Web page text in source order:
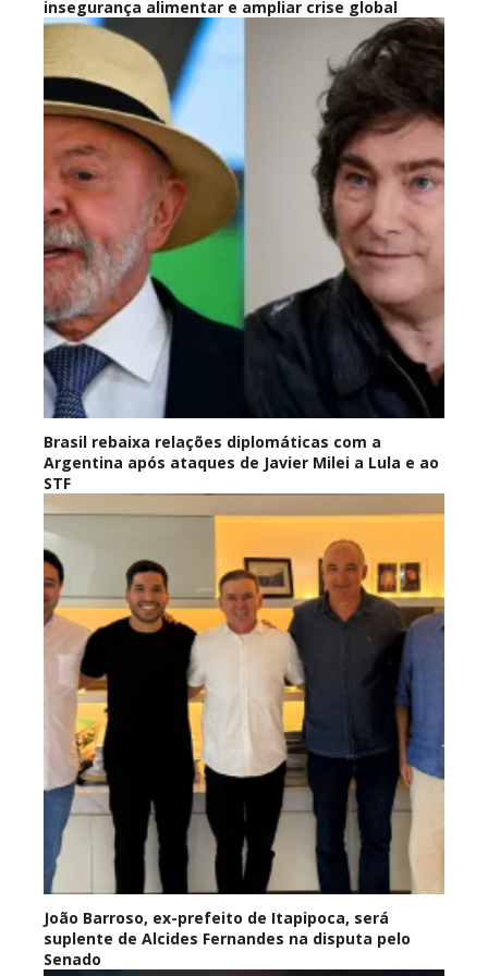
insegurança alimentar e ampliar crise global
Brasil rebaixa relações diplomáticas com a
Argentina após ataques de Javier Milei a Lula e ao
STF
João Barroso, ex-prefeito de Itapipoca, será
suplente de Alcides Fernandes na disputa pelo
Senado